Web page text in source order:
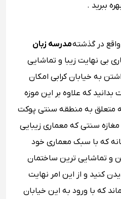
ببرید .
در گذشتهمدرسه زبان
بی نهایت زیبا و تماشایی
به خیابان کرابی امکان
که علاوه بر این موزه
که متعلق به منطقه سنتی پوکت
سنتی که معماری زیبایی
که با سبک معماری خود
و تماشایی ترین ساختمان
کنید و از این امر نهایت
که با ورود به این خیابان